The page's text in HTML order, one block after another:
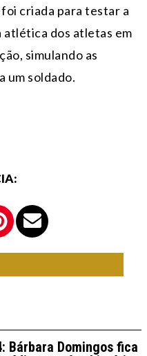
criada para testar a
dos atletas em
simulando as
um soldado.
Bárbara Domingos fica